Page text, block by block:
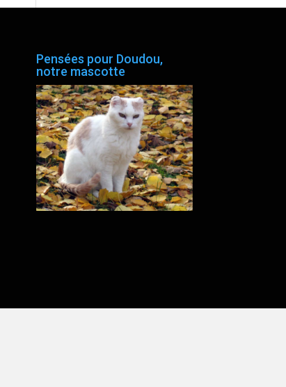
Pensées pour Doudou,
notre mascotte